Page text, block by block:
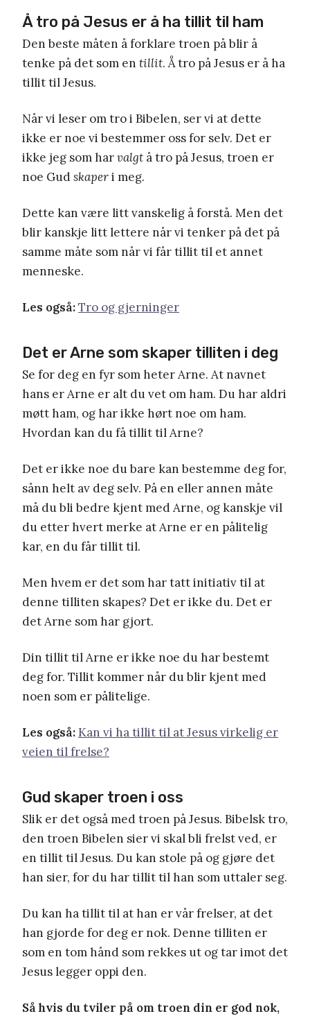
Å tro på Jesus er å ha tillit til ham
Den beste måten å forklare troen på blir å
tenke på det som en tillit. Å tro på Jesus er å ha
tillit til Jesus.
Når vi leser om tro i Bibelen, ser vi at dette
ikke er noe vi bestemmer oss for selv. Det er
ikke jeg som harvalgt å tro på Jesus, troen er
noe Gudskaperi meg.
Dette kan være litt vanskelig å forstå. Men det
blir kanskje litt lettere når vi tenker på det på
samme måte som når vi får tillit til et annet
menneske.
Les også:Tro og gjerninger
Det er Arne som skaper tilliten i deg
Se for deg en fyr som heter Arne. At navnet
hans er Arne er alt du vet om ham. Du har aldri
møtt ham, og har ikke hørt noe om ham.
Hvordan kan du få tillit til Arne?
Det er ikke noe du bare kan bestemme deg for,
sånn helt av deg selv. På en eller annen måte
må du bli bedre kjent med Arne, og kanskje vil
du etter hvert merke at Arne er en pålitelig
kar, en du får tillit til.
Men hvem er det som har tatt initiativ til at
denne tilliten skapes? Det er ikke du. Det er
det Arne som har gjort.
Din tillit til Arne er ikke noe du har bestemt
deg for. Tillit kommer når du blir kjent med
noen som er pålitelige.
Les også: Kan vi ha tillit til at Jesus virkelig er
veien til frelse?
Gud skaper troen i oss
Slik er det også med troen på Jesus. Bibelsk tro,
den troen Bibelen sier vi skal bli frelst ved, er
en tillit til Jesus. Du kan stole på og gjøre det
han sier, for du har tillit til han som uttaler seg.
Du kan ha tillit til at han er vår frelser, at det
han gjorde for deg er nok. Denne tilliten er
som en tom hånd som rekkes ut og tar imot det
Jesus legger oppi den.
Så hvis du tviler på om troen din er god nok,